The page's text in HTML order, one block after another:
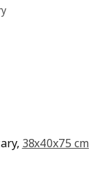
38x40x75 cm